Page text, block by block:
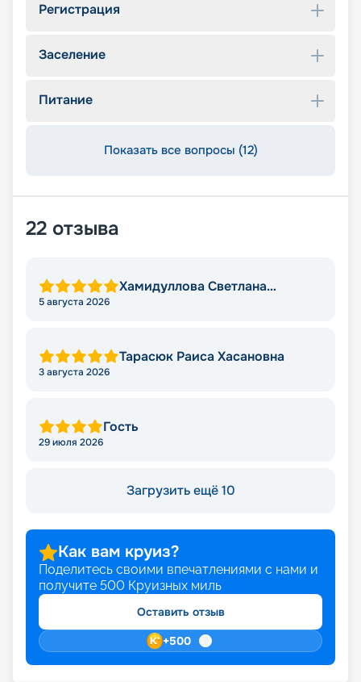
Регистрация
Заселение
Питание
Показать все вопросы (12)
22 отзыва
Хамидуллова Светлана
5 августа 2026
Тарасюк Раиса Хасановна
3 августа 2026
Гость
29 июля 2026
Загрузить ещё 10
Как вам круиз?
Поделитесь своими впечатлениями с нами и
получите 500 Круизных миль
Оставить отзыв
+500